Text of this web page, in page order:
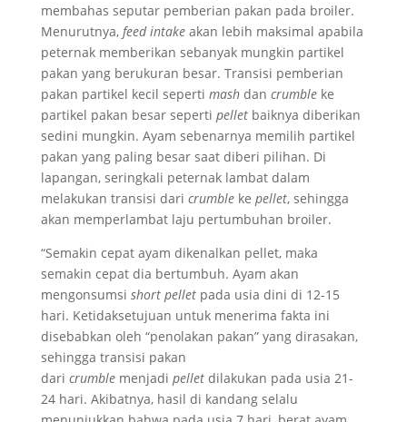
membahas seputar pemberian pakan pada broiler.
Menurutnya, feed intakeakan lebih maksimal apabila
peternak memberikan sebanyak mungkin partikel
pakan yang berukuran besar. Transisi pemberian
pakan partikel kecil seperti mashdan crumbleke
partikel pakan besar seperti pellet baiknya diberikan
sedini mungkin. Ayam sebenarnya memilih partikel
pakan yang paling besar saat diberi pilihan. Di
lapangan, seringkali peternak lambat dalam
melakukan transisi dari crumbleke pellet, sehingga
akan memperlambat laju pertumbuhan broiler.
“Semakin cepat ayam dikenalkan pellet, maka
semakin cepat dia bertumbuh. Ayam akan
mengonsumsi short pellet pada usia dini di 12-15
hari. Ketidaksetujuan untuk menerima fakta ini
disebabkan oleh “penolakan pakan” yang dirasakan,
sehingga transisi pakan
dari crumblemenjadi pelletdilakukan pada usia 21-
24 hari. Akibatnya, hasil di kandang selalu